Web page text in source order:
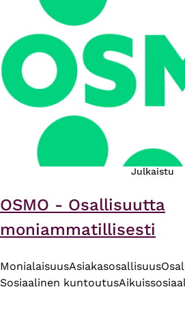
Julkaistu
OSMO - Osallisuutta
moniammatillisesti
MonialaisuusAsiakasosallisuus
Sosiaalinen kuntoutus